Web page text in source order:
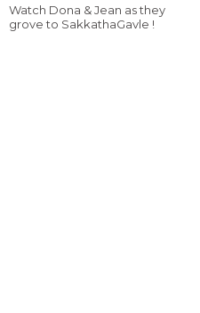
Watch Dona & Jean as they
grove to SakkathaGavle !